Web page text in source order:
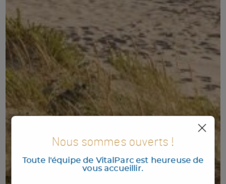
Nous sommes ouverts !
Toute l'équipe de VitalParc est heureuse de
vous accueillir.